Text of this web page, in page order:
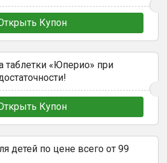
Купон
таблетки «Юперио» при
Купон
детей по цене всего от 99